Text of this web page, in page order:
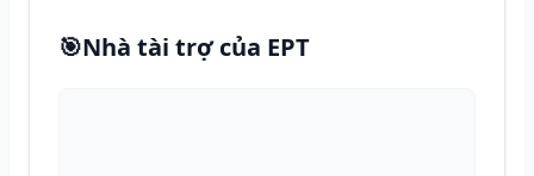
🎯Nhà tài trợ của EPT